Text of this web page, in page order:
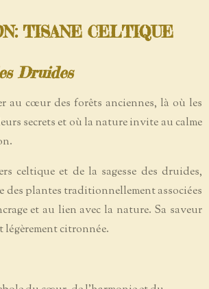
TISANE CELTIQUE
Druides
au cœur des forêts anciennes, là où les
secrets et où la nature invite au calme
celtique et de la sagesse des druides,
des plantes traditionnellement associées
et au lien avec la nature. Sa saveur
légèrement citronnée.